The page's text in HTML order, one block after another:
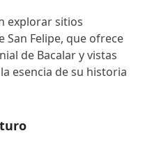
explorar sitios
San Felipe, que ofrece
de Bacalar y vistas
esencia de su historia